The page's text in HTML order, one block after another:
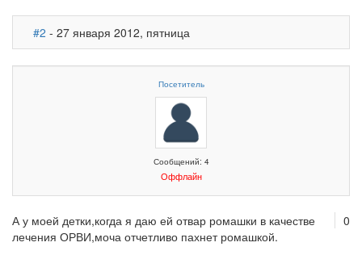
#2 - 27 января 2012, пятница
Посетитель
Сообщений: 4
Оффлайн
0
А у моей детки,когда я даю ей отвар ромашки в качестве
лечения ОРВИ,моча отчетливо пахнет ромашкой.